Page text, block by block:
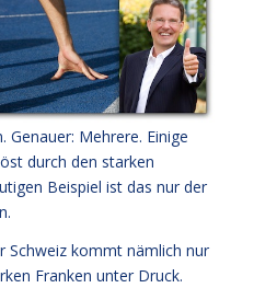
Genauer: Mehrere. Einige
durch den starken
Beispiel ist das nur der
Schweiz kommt nämlich nur
Franken unter Druck.